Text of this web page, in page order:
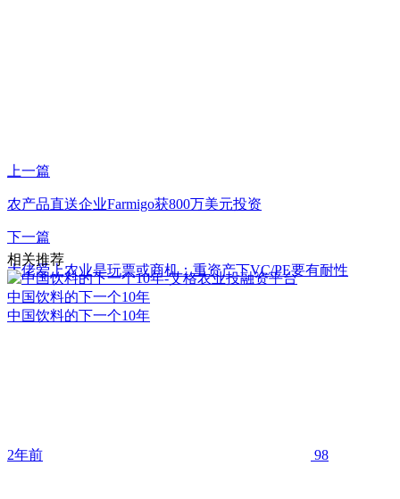
上一篇
农产品直送企业Farmigo获800万美元投资
下一篇
大佬爱上农业是玩票或商机：重资产下VC/PE要有耐性
相关推荐
中国饮料的下一个10年
中国饮料的下一个10年
2年前 98